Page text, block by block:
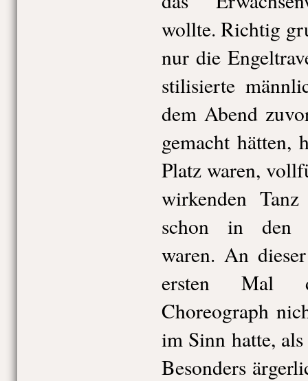
wollte. Richtig
nur die
stilisierte
dem Abend
gemacht
Platz waren,
wirkenden
schon in den
waren. An
ersten Mal
Choreograph
im Sinn hatte,
Besonders